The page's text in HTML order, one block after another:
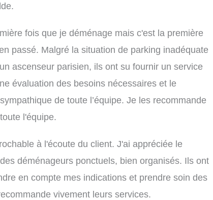
fois que je déménage mais c'est la première
passé. Malgré la situation de parking inadéquate
ascenseur parisien, ils ont su fournir un service
évaluation des besoins nécessaires et le
de toute l’équipe. Je les recommande
l'équipe.
à l'écoute du client. J'ai appréciée le
déménageurs ponctuels, bien organisés. Ils ont
en compte mes indications et prendre soin des
vivement leurs services.